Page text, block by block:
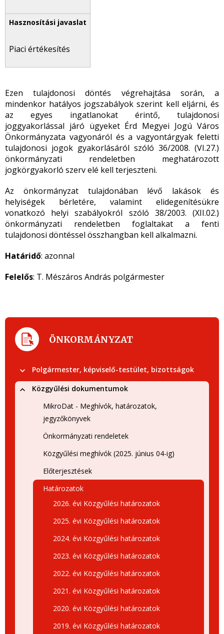
Piaci értékesítés
Ezen tulajdonosi döntés végrehajtása során, a
mindenkor hatályos jogszabályok szerint kell eljárni, és
az egyes ingatlanokat érintő, tulajdonosi
joggyakorlással járó ügyeket Érd Megyei Jogú Város
Önkormányzata vagyonáról és a vagyontárgyak feletti
tulajdonosi jogok gyakorlásáról szóló 36/2008. (VI.27.)
önkormányzati rendeletben meghatározott
jogkörgyakorló szerv elé kell terjeszteni.
Az önkormányzat tulajdonában lévő lakások és
helyiségek bérletére, valamint elidegenítésükre
vonatkozó helyi szabályokról szóló 38/2003. (XII.02.)
önkormányzati rendeletben foglaltakat a fenti
tulajdonosi döntéssel összhangban kell alkalmazni.
Határidő: azonnal
Felelős: T. Mészáros András polgármester
ÖNKORMÁNYZAT
Polgármester, képviselő-testület, bizottságok
Közgyűlési dokumentumok
MikroDat - Meghívók, határozatok,
jegyzőkönyvek
Önkormányzati rendeletek
Közgyűlési meghívók (2025. június 04-ig)
Előterjesztések
Határozatok
2026. évi Közgyűlési határozatok
2025. évi Közgyűlési határozatok
2024. évi Közgyűlési határozatok
2023. évi Közgyűlési határozatok
2022. évi Közgyűlési határozatok
2021. évi Közgyűlési határozatok
2020. évi Közgyűlési határozatok
2019. évi Közgyűlési határozatok